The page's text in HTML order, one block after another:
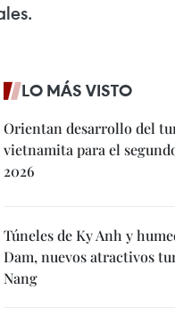
LO MÁS VISTO
Orientan desarrollo del
vietnamita para el
2026
Túneles de Ky Anh y
Dam, nuevos atractivos
Nang